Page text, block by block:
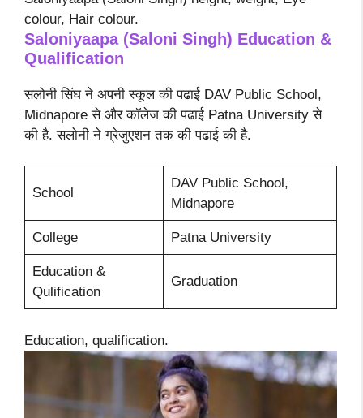
colour, Hair colour.
Saloniyaapa (Saloni Singh) Education &
Qualification
सलोनी सिंघ ने अपनी स्कूल की पढाई DAV Public School,
Midnapore से और कॉलेज की पढाई Patna University से
की है. सलोनी ने ग्रेजुएशन तक की पढाई की है.
School
DAV Public School,
Midnapore
College Patna University
Education &
Qulification
Graduation
Education, qualification.